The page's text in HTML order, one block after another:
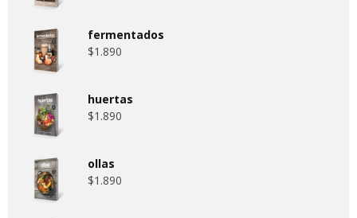
fermentados
$1.890
huertas
$1.890
ollas
$1.890